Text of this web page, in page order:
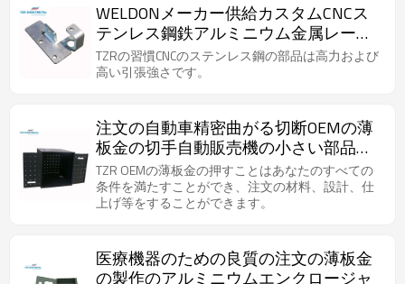
WELDONメーカー供給カスタムCNCス
テンレス鋼鉄アルミニウム金属レーザ
ー切断サービス金属板製作
TZRの習慣CNCのステンレス鋼の部品は高力および
高い引張強さです。
注文の自動車精密曲がる切断OEMの薄
板金の切手自動販売機の小さい部品の
エンクロージャ
TZR OEMの薄板金の押すことはあなたのすべての
条件を満たすことができ、注文の材料、設計、仕
上げ等をすることができます。
医療機器のための良質の注文の薄板金
の製作のアルミニウムエンクロージャ